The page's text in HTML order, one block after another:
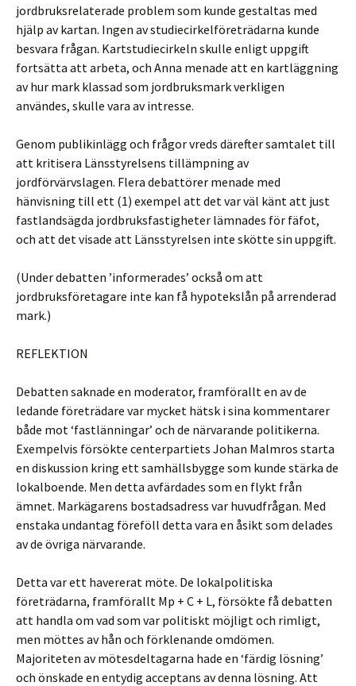
jordbruksrelaterade problem som kunde gestaltas med
hjälp av kartan. Ingen av studiecirkelföreträdarna kunde
besvara frågan. Kartstudiecirkeln skulle enligt uppgift
fortsätta att arbeta, och Anna menade att en kartläggning
av hur mark klassad som jordbruksmark verkligen
användes, skulle vara av intresse.
Genom publikinlägg och frågor vreds därefter samtalet till
att kritisera Länsstyrelsens tillämpning av
jordförvärvslagen. Flera debattörer menade med
hänvisning till ett (1) exempel att det var väl känt att just
fastlandsägda jordbruksfastigheter lämnades för fäfot,
och att det visade att Länsstyrelsen inte skötte sin uppgift.
(Under debatten ’informerades’ också om att
jordbruksföretagare inte kan få hypotekslån på arrenderad
mark.)
REFLEKTION
Debatten saknade en moderator, framförallt en av de
ledande företrädare var mycket hätsk i sina kommentarer
både mot ‘fastlänningar’ och de närvarande politikerna.
Exempelvis försökte centerpartiets Johan Malmros starta
en diskussion kring ett samhällsbygge som kunde stärka de
lokalboende. Men detta avfärdades som en flykt från
ämnet. Markägarens bostadsadress var huvudfrågan. Med
enstaka undantag föreföll detta vara en åsikt som delades
av de övriga närvarande.
Detta var ett havererat möte. De lokalpolitiska
företrädarna, framförallt Mp + C + L, försökte få debatten
att handla om vad som var politiskt möjligt och rimligt,
men möttes av hån och förklenande omdömen.
Majoriteten av mötesdeltagarna hade en ‘färdig lösning’
och önskade en entydig acceptans av denna lösning. Att